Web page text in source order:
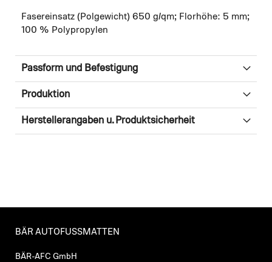
Fasereinsatz (Polgewicht) 650 g/qm; Florhöhe: 5 mm;
100 % Polypropylen
Passform und Befestigung
Produktion
Herstellerangaben u. Produktsicherheit
BÄR AUTOFUSSMATTEN
BÄR-AFC GmbH